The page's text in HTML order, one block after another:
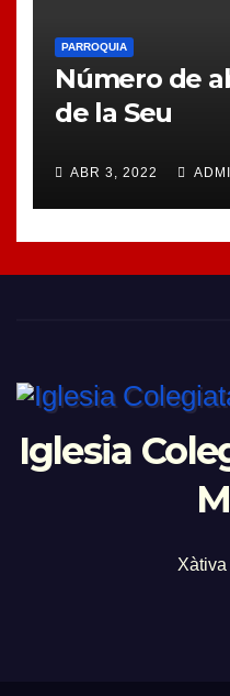
PARROQUIA
Número de
de la Seu
ABR 3, 2022
Iglesia